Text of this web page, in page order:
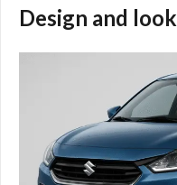
Design and look